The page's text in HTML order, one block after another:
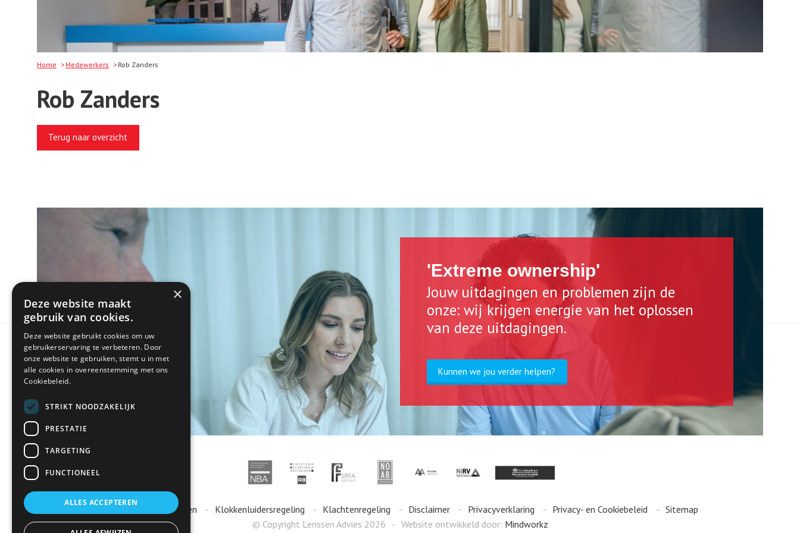
Home Medewerkers Rob Zanders
Rob Zanders
Terug naar overzicht
'Extreme ownership'
Jouw uitdagingen en problemen zijn de
onze: wij krijgen energie van het oplossen
van deze uitdagingen.
Kunnen we jou verder helpen?
Algemene voorwaarden Klokkenluidersregeling Klachtenregeling Disclaimer Privacyverklaring Privacy- en Cookiebeleid
Sitemap
© Copyright Lenssen Advies 2026
Website ontwikkeld door: Mindworkz
×
Deze website maakt
gebruik van cookies.
Deze website gebruikt cookies om uw
gebruikerservaring te verbeteren. Door
onze website te gebruiken, stemt u in met
alle cookies in overeenstemming met ons
Cookiebeleid.
STRIKT NOODZAKELIJK
PRESTATIE
TARGETING
FUNCTIONEEL
ALLES ACCEPTEREN